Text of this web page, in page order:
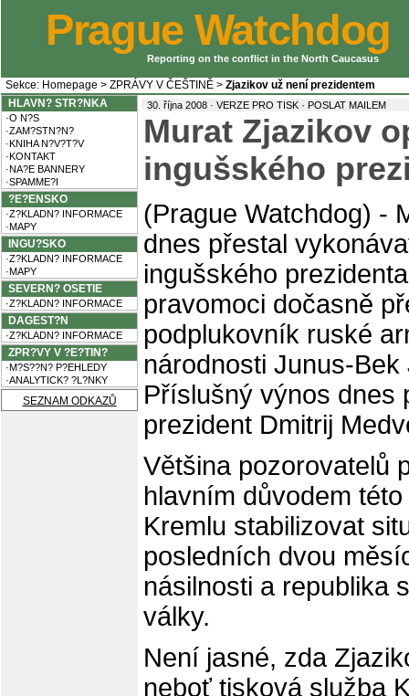
Prague Watchdog
Reporting on the conflict in the North Caucasus
Sekce: Homepage > ZPRÁVY V ČEŠTINĚ > Zjazikov už není prezidentem
HLAVN? STR?NKA
·O N?S
·ZAM?STN?N?
·KNIHA N?V?T?V
·KONTAKT
·NA?E BANNERY
·SPAMME?I
?E?ENSKO
·Z?KLADN? INFORMACE
·MAPY
INGU?SKO
·Z?KLADN? INFORMACE
·MAPY
SEVERN? OSETIE
·Z?KLADN? INFORMACE
DAGEST?N
·Z?KLADN? INFORMACE
ZPR?VY V ?E?TIN?
·M?S??N? P?EHLEDY
·ANALYTICK? ?L?NKY
SEZNAM ODKAZŮ
30. října 2008 · VERZE PRO TISK · POSLAT MAILEM
Murat Zjazikov
ingušského
(Prague Watchdog) -
dnes přestal
ingušského
pravomoci dočasně
podplukovník ruské
národnosti Junus-Bek
Příslušný výnos dnes
prezident Dmitrij
Většina pozorovatelů
hlavním důvodem
Kremlu stabilizovat
posledních dvou
násilnosti a republika
války.
Není jasné, zda
neboť tisková služba